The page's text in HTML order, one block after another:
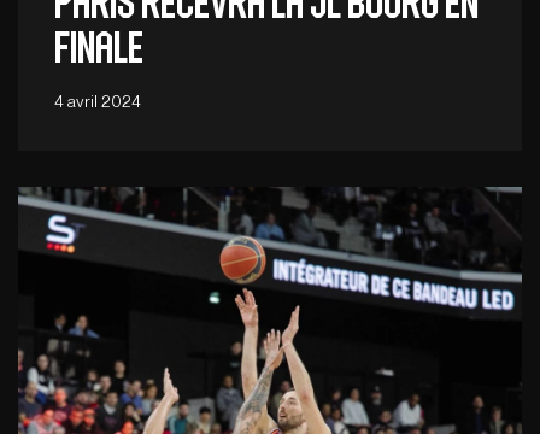
finale
4 avril 2024